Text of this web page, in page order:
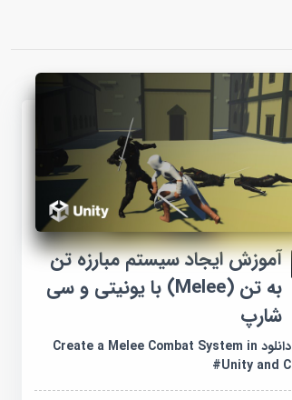
آموزش ایجاد سیستم مبارزه تن
به تن (Melee) با یونیتی و سی
شارپ
دانلود Create a Melee Combat System in
Unity and C#